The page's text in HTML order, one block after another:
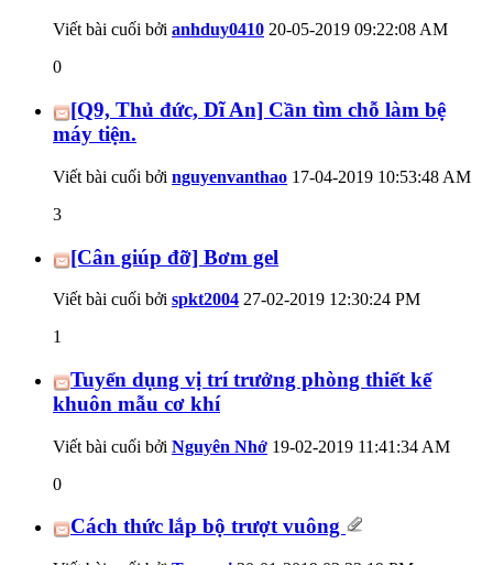
Viết bài cuối bởi anhduy0410 20-05-2019 09:22:08 AM
0
[Q9, Thủ đức, Dĩ An] Cần tìm chỗ làm bệ
máy tiện.
Viết bài cuối bởi nguyenvanthao 17-04-2019 10:53:48 AM
3
[Cân giúp đỡ] Bơm gel
Viết bài cuối bởi spkt2004 27-02-2019 12:30:24 PM
1
Tuyển dụng vị trí trưởng phòng thiết kế
khuôn mẫu cơ khí
Viết bài cuối bởi Nguyên Nhớ 19-02-2019 11:41:34 AM
0
Cách thức lắp bộ trượt vuông